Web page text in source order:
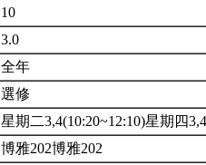
10
3.0
全年
選修
星期二3,4(10:20~12:10)星期四
博雅202博雅202